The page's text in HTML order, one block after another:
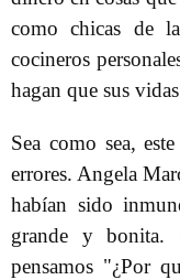
como chicas de
cocineros
hagan que sus
Sea como sea,
errores. Angela
habían sido
grande y bonita.
pensamos "¿Por